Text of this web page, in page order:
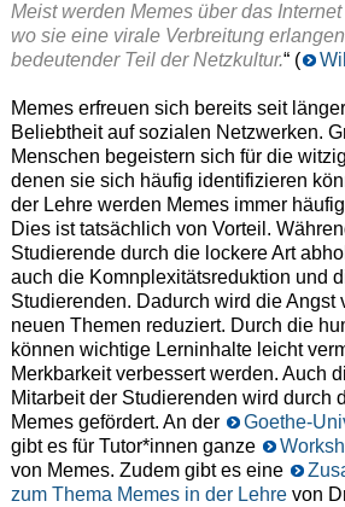
Meist werden Memes über das
wo sie eine virale Verbreitung
bedeutender Teil der Netzkultur.“ (
Memes erfreuen sich bereits seit
Beliebtheit auf sozialen Netzwerken.
Menschen begeistern sich für die
denen sie sich häufig identifizieren
der Lehre werden Memes immer
Dies ist tatsächlich von Vorteil.
Studierende durch die lockere Art
auch die Komnplexitätsreduktion und
Studierenden. Dadurch wird die Angst
neuen Themen reduziert. Durch die
können wichtige Lerninhalte leicht
Merkbarkeit verbessert werden. Auch
Mitarbeit der Studierenden wird durch
Memes gefördert. An der
Goethe-
gibt es für Tutor*innen ganze
von Memes. Zudem gibt es eine
zum Thema Memes in der Lehrevon